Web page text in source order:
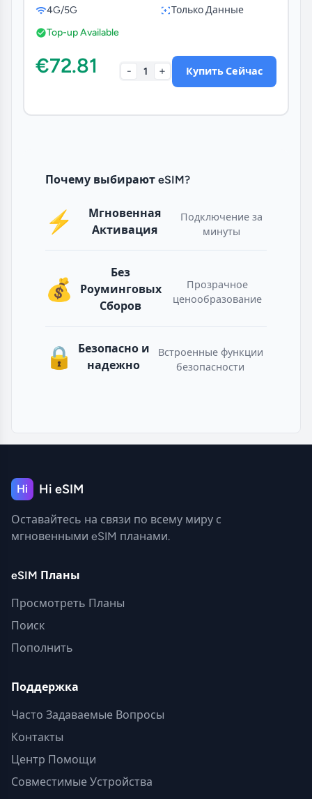
4G/5G
Только Данные
Top-up Available
€72.81 - 1 + Купить Сейчас
Почему выбирают eSIM?
⚡
Мгновенная
Активация
Подключение за
минуты
💰
Без
Роуминговых
Сборов
Прозрачное
ценообразование
🔒
Безопасно и
надежно
Встроенные функции
безопасности
Hi Hi eSIM
Оставайтесь на связи по всему миру с
мгновенными eSIM планами.
eSIM Планы
Просмотреть Планы
Поиск
Пополнить
Поддержка
Часто Задаваемые Вопросы
Контакты
Центр Помощи
Совместимые Устройства